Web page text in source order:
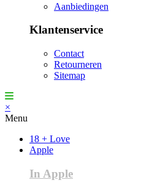
Aanbiedingen
Klantenservice
Contact
Retourneren
Sitemap
×
Menu
18 + Love
Apple
In Apple